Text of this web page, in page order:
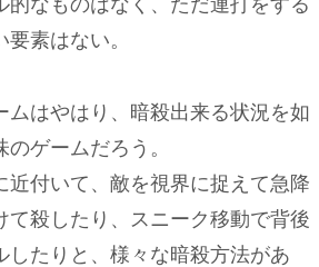
素はない。
ムはやはり、暗殺出来る状況を如
ゲームだろう。
近付いて、敵を視界に捉えて急降
て殺したり、スニーク移動で背後
したりと、様々な暗殺方法があ